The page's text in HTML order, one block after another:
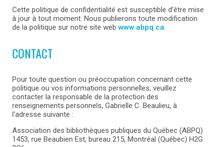
Cette politique de confidentialité est susceptible d’être mise
à jour à tout moment. Nous publierons toute modification
de la politique sur notre site web www.abpq.ca.
CONTACT
Pour toute question ou préoccupation concernant cette
politique ou vos informations personnelles, veuillez
contacter la responsable de la protection des
renseignements personnels, Gabrielle C. Beaulieu, à
l'adresse suivante :
Association des bibliothèques publiques du Québec (ABPQ)
1453, rue Beaubien Est, bureau 215, Montréal (Québec) H2G